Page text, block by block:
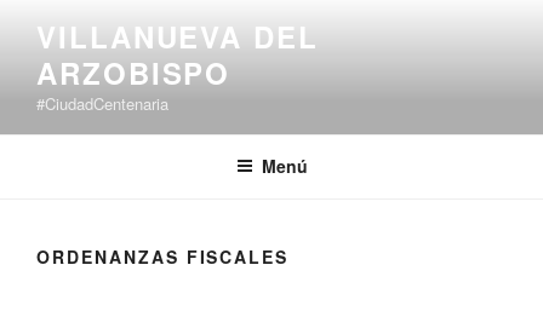
VILLANUEVA DEL
ARZOBISPO
#CiudadCentenaria
Menú
ORDENANZAS FISCALES